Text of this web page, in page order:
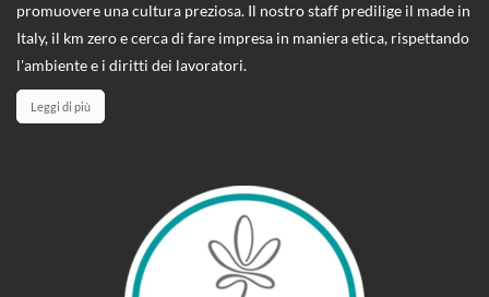
promuovere una cultura preziosa. Il nostro staff predilige il made in
Italy, il km zero e cerca di fare impresa in maniera etica, rispettando
l'ambiente e i diritti dei lavoratori.
Leggi di più